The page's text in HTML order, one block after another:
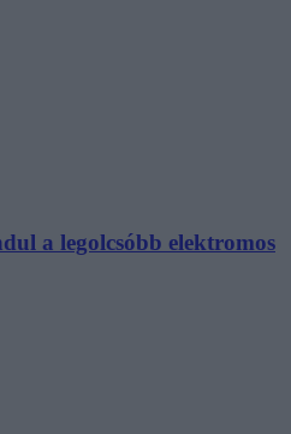
a legolcsóbb elektromos